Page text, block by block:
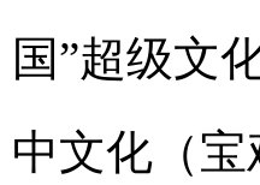
国”超级文
中文化（